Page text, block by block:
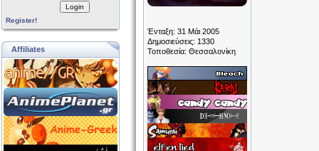
Login
Register!
Affiliates
Ένταξη: 31 Μάι 2005
Δημοσιεύσεις: 1330
Τοποθεσία: Θεσσαλονίκη